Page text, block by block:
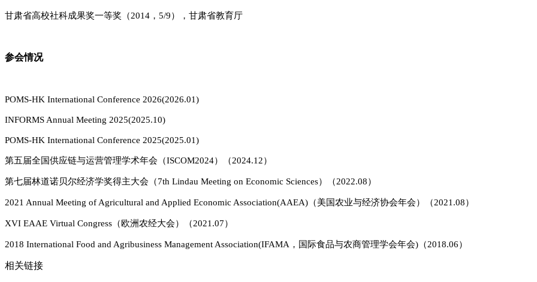
甘肃省高校社科成果奖一等奖（2014 ， 5/9） ，甘肃省教育厅
参会情况
POMS-HK International Conference 2026(2026.01)
INFORMS Annual Meeting 2025(2025.10)
POMS-HK International Conference 2025(2025.01)
第五届全国供应链与运营管理学术年会 （ISCOM2024）（2024.12）
第七届林道诺贝尔经济学奖得主大会 （7th Lindau Meeting on Economic Sciences）（2022.08）
2021 Annual Meeting of Agricultural and Applied Economic Association(AAEA) （美国农业与经济协会年会） （2021.08）
XVI EAAE Virtual Congress （欧洲农经大会） （2021.07）
2018 International Food and Agribusiness Management Association(IFAMA， 国际食品与农商管理学会年会) （2018.06）
相关链接